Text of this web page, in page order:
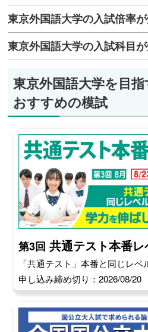
東京外国語大学の入試倍率
東京外国語大学の入試科目
東京外国語大学を目
おすすめの模試
第3回 共通テスト本番
「共通テスト」本番と同じレベ
申し込み締め切り：2026/08/20